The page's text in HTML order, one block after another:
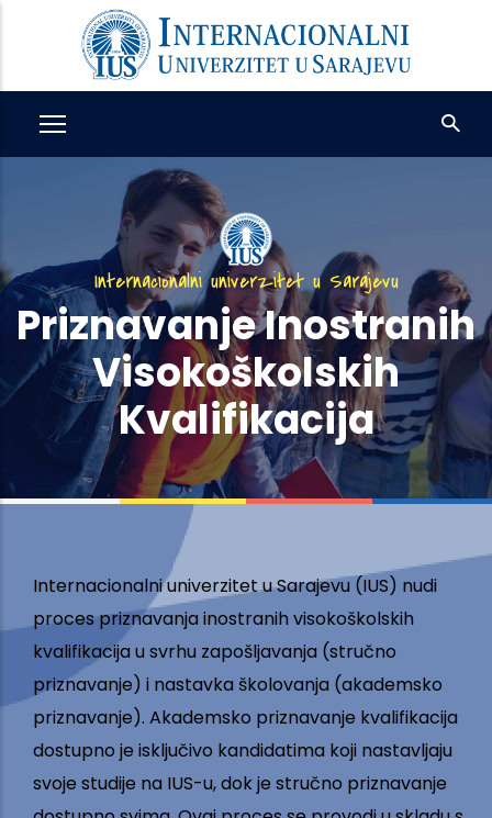
content
Internacionalni univerzitet u Sarajevu
Priznavanje Inostranih
Visokoškolskih
Kvalifikacija
Internacionalni univerzitet u Sarajevu (IUS) nudi
proces priznavanja inostranih visokoškolskih
kvalifikacija u svrhu zapošljavanja (stručno
priznavanje) i nastavka školovanja (akademsko
priznavanje). Akademsko priznavanje kvalifikacija
dostupno je isključivo kandidatima koji nastavljaju
svoje studije na IUS-u, dok je stručno priznavanje